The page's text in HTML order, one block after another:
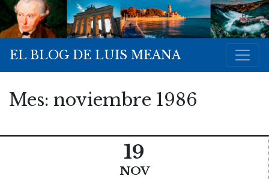
EL BLOG DE LUIS MEANA
Mes: noviembre 1986
19
NOV